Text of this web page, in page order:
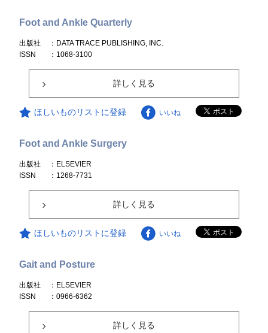
Foot and Ankle Quarterly
出版社
：DATA TRACE PUBLISHING, INC.
ISSN
：1068-3100
詳しく見る
ほしいものリストに登録 いいね
Foot and Ankle Surgery
出版社
：ELSEVIER
ISSN
：1268-7731
詳しく見る
ほしいものリストに登録 いいね
Gait and Posture
出版社
：ELSEVIER
ISSN
：0966-6362
詳しく見る